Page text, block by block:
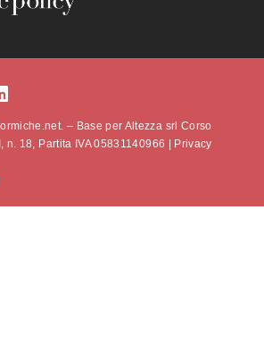
– Base per Altezza srl Corso
n. 18, Partita IVA 05831140966 |
Privacy